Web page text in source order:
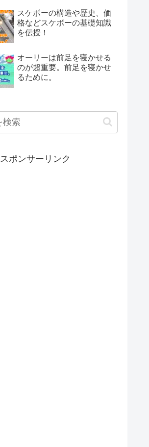
スケボーの構造や歴史、価
格などスケボーの基礎知識
を伝授！
オーリーは前足を寝かせる
のが超重要。前足を寝かせ
るために。
スポンサーリンク